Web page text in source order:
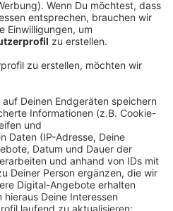
und Potenziale besser
sollen.
12:14
Eltern, Kindern und
Infoabenden vorgestellt
zu können. Mehr
Elternabenden findet ihr